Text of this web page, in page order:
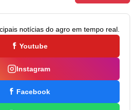
notícias do agro em tempo real.
Youtube
Instagram
Facebook